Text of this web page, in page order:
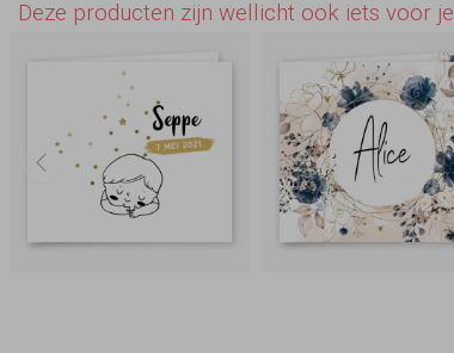
Deze producten zijn wellicht ook iets voor je